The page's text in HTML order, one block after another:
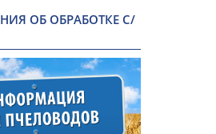
ОБ ОБРАБОТКЕ С/